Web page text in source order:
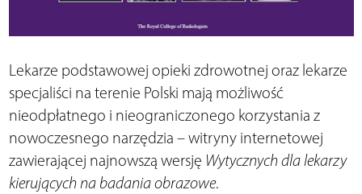
Lekarze podstawowej opieki zdrowotnej oraz lekarze
specjaliści na terenie Polski mają możliwość
nieodpłatnego i nieograniczonego korzystania z
nowoczesnego narzędzia – witryny internetowej
zawierającej najnowszą wersję Wytycznych dla lekarzy
kierujących na badania obrazowe.